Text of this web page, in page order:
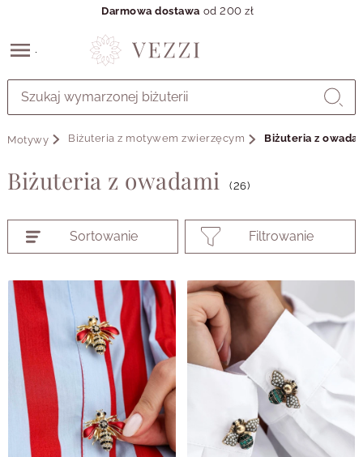
GŁÓWNEJ
PRODUKTÓW
MENU
UŻYTKOWNIKA
Darmowa dostawa od 200 zł
Motywy Biżuteria z motywem zwierzęcym Biżuteria z
Biżuteria z owadami (26)
Sortowanie Filtrowanie